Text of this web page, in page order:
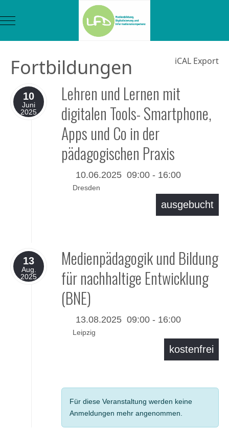
Mobile Menu Toggle
Fortbildungen iCAL Export
10
Juni
2025
Lehren und Lernen mit
digitalen Tools- Smartphone,
Apps und Co in der
pädagogischen Praxis
10.06.2025 09:00- 16:00
Dresden
ausgebucht
13
Aug.
2025
Medienpädagogik und Bildung
für nachhaltige Entwicklung
(BNE)
13.08.2025 09:00- 16:00
Leipzig
kostenfrei
Für diese Veranstaltung werden keine
Anmeldungen mehr angenommen.